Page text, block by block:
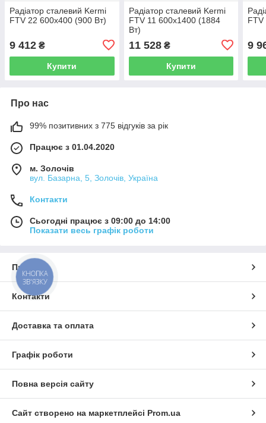
Радіатор сталевий Kermi
FTV 22 600x400 (900 Вт)
9 412 ₴
Купити
Радіатор сталевий Kermi
FTV 11 600x1400 (1884
Вт)
11 528₴
Купити
FTV
9
Про нас
99% позитивних з 775 відгуків за рік
Працює з 01.04.2020
м. Золочів
вул. Базарна, 5, Золочів, Україна
Контакти
Сьогодні працює з 09:00 до 14:00
Показати весь графік роботи
Про нас
Контакти
Доставка та оплата
Графік роботи
Повна версія сайту
Сайт створено на маркетплейсі Prom.ua
КНОПКА
ЗВ'ЯЗКУ